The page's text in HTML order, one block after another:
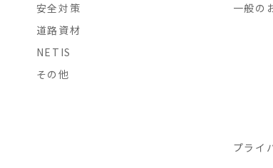
安全対策
道路資材
NETIS
その他
一般の
プライ